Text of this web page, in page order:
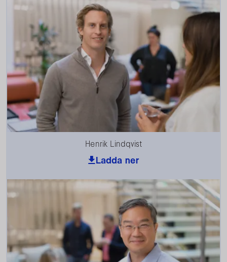
Henrik Lindqvist
Ladda ner